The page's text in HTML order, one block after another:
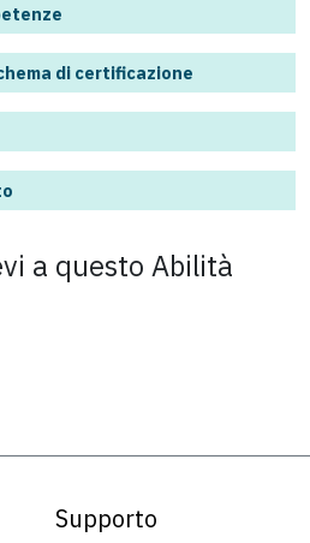
di certificazione
a questo Abilità
Supporto